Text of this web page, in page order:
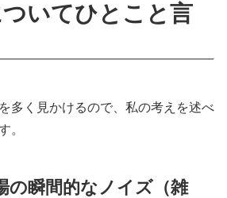
いてひとこと言
多く見かけるので、私の考えを述べ
。
の瞬間的なノイズ（雑